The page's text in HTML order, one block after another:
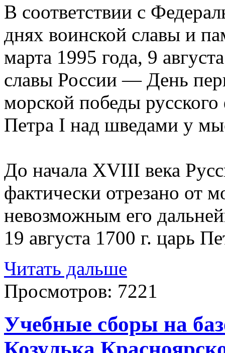
В соответствии с
днях воинской славы и
марта 1995 года, 9
славы России — День
морской победы
Петра I над шведами у
До начала XVIII века
фактически отрезано от
невозможным его
19 августа 1700 г. царь
Читать дальше
Просмотров: 7221
Учебные сборы на